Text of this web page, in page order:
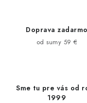
Doprava zadarmo
od sumy 59 €
Sme tu pre vás od
1999